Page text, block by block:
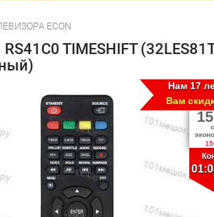
ECON
RS41C0 TIMESHIFT
Нам 17
Вам
15